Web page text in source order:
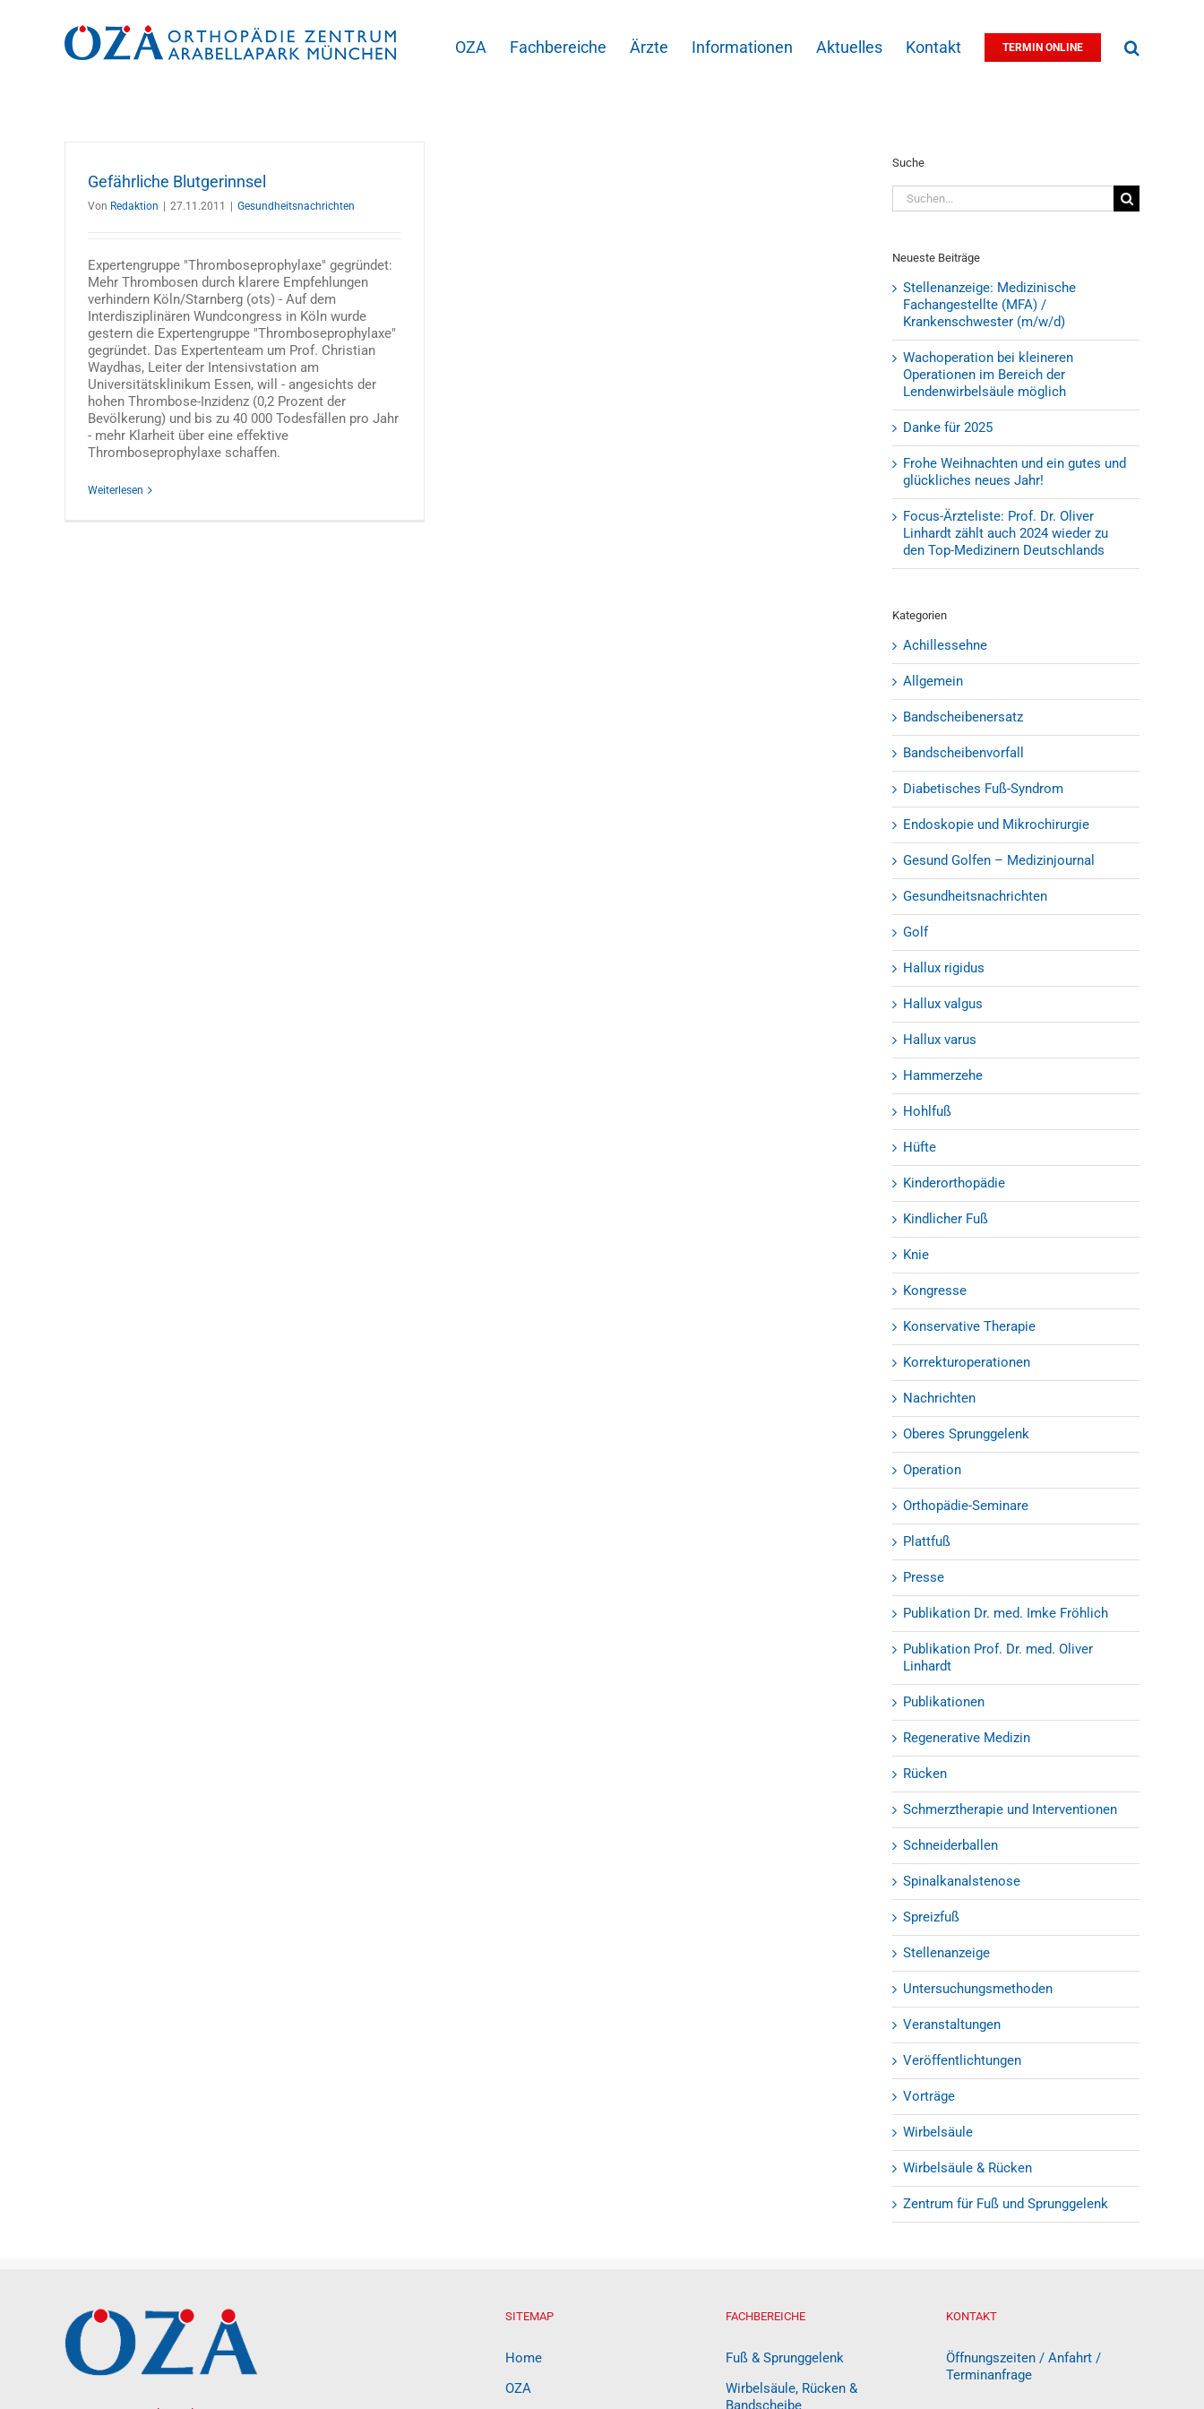
OZA Fachbereiche Ärzte Informationen Aktuelles Kontakt TERMIN ONLINE
Gefährliche Blutgerinnsel
Von Redaktion 27.11.2011 Gesundheitsnachrichten
Expertengruppe "Thromboseprophylaxe" gegründet:
Mehr Thrombosen durch klarere Empfehlungen
verhindern Köln/Starnberg (ots) - Auf dem
Interdisziplinären Wundcongress in Köln wurde
gestern die Expertengruppe "Thromboseprophylaxe"
gegründet. Das Expertenteam um Prof. Christian
Waydhas, Leiter der Intensivstation am
Universitätsklinikum Essen, will - angesichts der
hohen Thrombose-Inzidenz (0,2 Prozent der
Bevölkerung) und bis zu 40 000 Todesfällen pro Jahr
- mehr Klarheit über eine effektive
Thromboseprophylaxe schaffen.
Weiterlesen
Suche
Suche
nach:
Neueste Beiträge
Stellenanzeige: Medizinische
Fachangestellte (MFA) /
Krankenschwester (m/w/d)
Wachoperation bei kleineren
Operationen im Bereich der
Lendenwirbelsäule möglich
Danke für 2025
Frohe Weihnachten und ein gutes und
glückliches neues Jahr!
Focus-Ärzteliste: Prof. Dr. Oliver
Linhardt zählt auch 2024 wieder zu
den Top-Medizinern Deutschlands
Kategorien
Achillessehne
Allgemein
Bandscheibenersatz
Bandscheibenvorfall
Diabetisches Fuß-Syndrom
Endoskopie und Mikrochirurgie
Gesund Golfen – Medizinjournal
Gesundheitsnachrichten
Golf
Hallux rigidus
Hallux valgus
Hallux varus
Hammerzehe
Hohlfuß
Hüfte
Kinderorthopädie
Kindlicher Fuß
Knie
Kongresse
Konservative Therapie
Korrekturoperationen
Nachrichten
Oberes Sprunggelenk
Operation
Orthopädie-Seminare
Plattfuß
Presse
Publikation Dr. med. Imke Fröhlich
Publikation Prof. Dr. med. Oliver
Linhardt
Publikationen
Regenerative Medizin
Rücken
Schmerztherapie und Interventionen
Schneiderballen
Spinalkanalstenose
Spreizfuß
Stellenanzeige
Untersuchungsmethoden
Veranstaltungen
Veröffentlichtungen
Vorträge
Wirbelsäule
Wirbelsäule & Rücken
Zentrum für Fuß und Sprunggelenk
SITEMAP
Home
OZA
FACHBEREICHE
Fuß & Sprunggelenk
Wirbelsäule, Rücken &
Bandscheibe
KONTAKT
Öffnungszeiten / Anfahrt /
Terminanfrage